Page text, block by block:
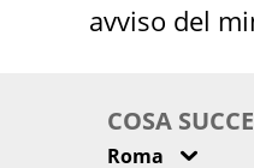
avviso del